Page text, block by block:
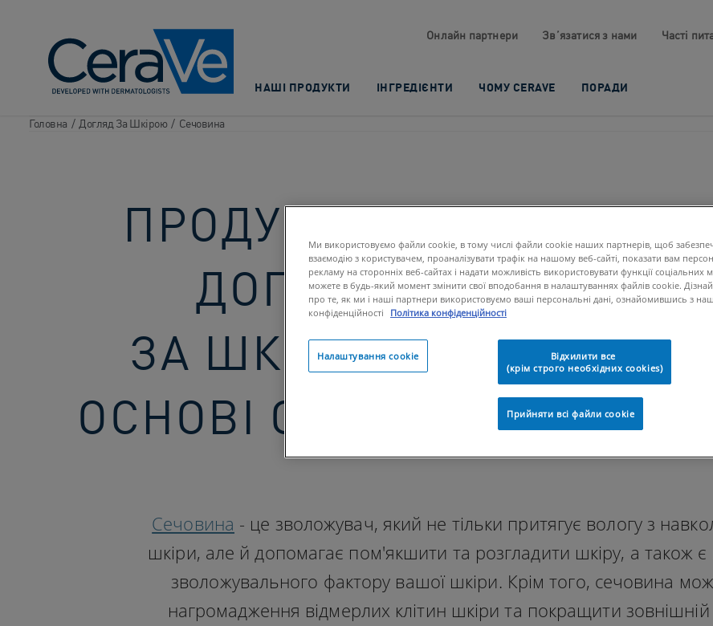
Онлайн партнери​ Зв’язатися з нами​ Часті
НАШІ ПРОДУКТИ ІНГРЕДІЄНТИ ЧОМУ CERAVE ПОРАДИ
Головна / Догляд За Шкірою / Сечовина​
ПРОДУКТИ ДЛЯ
ДОГЛЯДУ
ЗА ШКІРОЮ НА
ОСНОВІ СЕЧОВИНИ​
Сечовина - це зволожувач, який не тільки притягує вологу з
шкіри, але й допомагає пом'якшити та розгладити шкіру, а також
зволожувального фактору вашої шкіри. Крім того, сечовина
нагромадження відмерлих клітин шкіри та покращити зовнішній
Ми використовуємо файли cookie, в тому числі файли cookie наших партнерів, щоб
взаємодію з користувачем, проаналізувати трафік на нашому веб-сайті, показати вам
рекламу на сторонніх веб-сайтах і надати можливість використовувати функції соціальних
можете в будь-який момент змінити свої вподобання в налаштуваннях файлів cookie.
про те, як ми і наші партнери використовуємо ваші персональні дані, ознайомившись з
конфіденційності
Політика конфіденційності
Відхилити все
(крім строго необхідних cookies)
Прийняти всі файли сookie
Налаштування cookie